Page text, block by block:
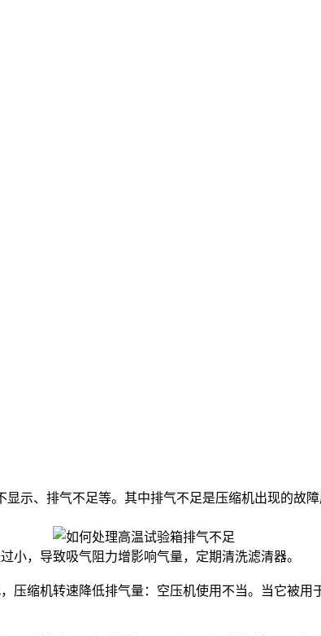
示、排气不足等。其中排气不足是压缩机出现的故
，导致吸气阻力增影响气量，定期清洗滤清器。
缩机转速降低排气量：空压机使用不当。当它被用